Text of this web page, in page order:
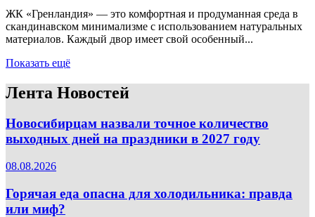
ЖК «Гренландия» — это комфортная и продуманная среда в
скандинавском минимализме с использованием натуральных
материалов. Каждый двор имеет свой особенный...
Показать ещё
Лента Новостей
Новосибирцам назвали точное количество
выходных дней на праздники в 2027 году
08.08.2026
Горячая еда опасна для холодильника: правда
или миф?